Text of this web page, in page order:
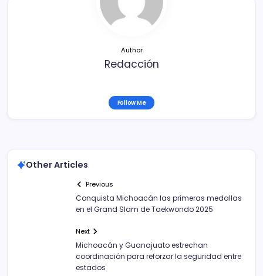
Author
Redacción
Follow Me
Other Articles
Previous
Conquista Michoacán las primeras medallas
en el Grand Slam de Taekwondo 2025
Next
Michoacán y Guanajuato estrechan
coordinación para reforzar la seguridad entre
estados